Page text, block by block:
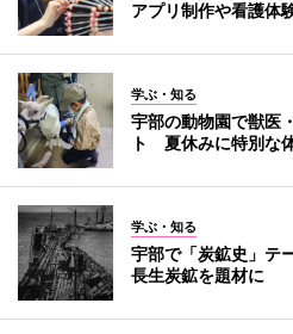
アプリ制作や看護体
学ぶ・知る
宇部の動物園で獣医
ト 夏休みに特別な
学ぶ・知る
宇部で「炭鉱史」テ
長生炭鉱を題材に